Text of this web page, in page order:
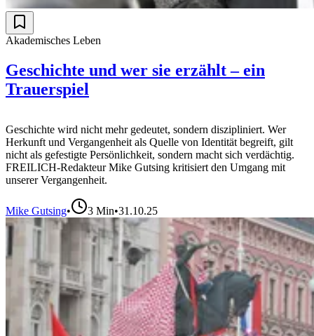
Akademisches Leben
Geschichte und wer sie erzählt – ein
Trauerspiel
Geschichte wird nicht mehr gedeutet, sondern diszipliniert. Wer
Herkunft und Vergangenheit als Quelle von Identität begreift, gilt
nicht als gefestigte Persönlichkeit, sondern macht sich verdächtig.
FREILICH-Redakteur Mike Gutsing kritisiert den Umgang mit
unserer Vergangenheit.
Mike Gutsing• 3 Min•31.10.25